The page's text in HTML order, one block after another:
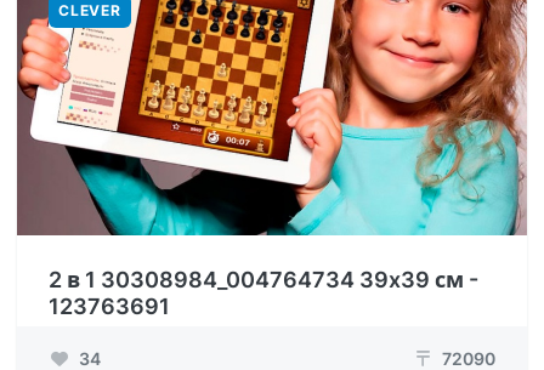
CLEVER
2 в 1 30308984_004764734 39x39 см -
123763691
34 ₸ 72090